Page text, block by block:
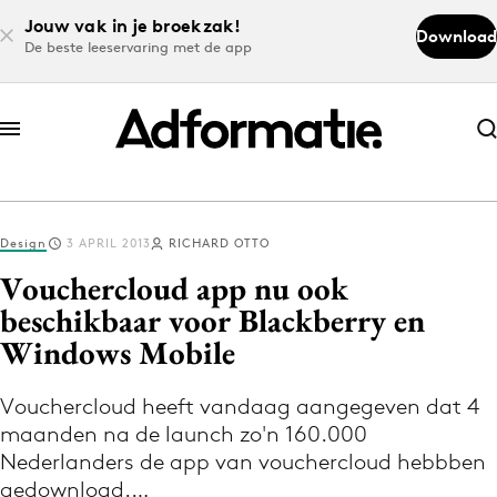
Jouw vak in je broekzak!
De beste leeservaring met de app
Download
Abonneer nu
Abonneer nu
Log in
Download de app
Volg het laatste nieuws via de Adformatie
Nieuws app
Design 3 APRIL 2013 RICHARD OTTO
Vouchercloud app nu ook
beschikbaar voor Blackberry en
Windows Mobile
Vouchercloud heeft vandaag aangegeven dat 4
maanden na de launch zo'n 160.000
Nederlanders de app van vouchercloud hebbben
gedownload.…